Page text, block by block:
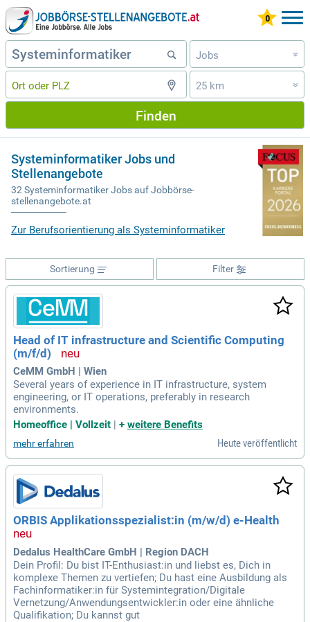
Jobs »
25 km »
Finden
Systeminformatiker Jobs und
Stellenangebote
32 Systeminformatiker Jobs auf Jobbörse-
stellenangebote.at
Zur Berufsorientierung als Systeminformatiker
Filter
Sortierung
Head of IT infrastructure and Scientific Computing
(m/f/d)
CeMM GmbH | Wien
Several years of experience in IT infrastructure, system
engineering, or IT operations, preferably in research
environments.
Homeoffice | Vollzeit
+ weitere Benefits
mehr erfahren Heute veröffentlicht
ORBIS Applikationsspezialist:in (m/w/d) e-Health
Dedalus HealthCare GmbH | Region DACH
Dein Profil: Du bist IT-Enthusiast:in und liebst es, Dich in
komplexe Themen zu vertiefen; Du hast eine Ausbildung als
Fachinformatiker:in für Systemintegration/Digitale
Vernetzung/Anwendungsentwickler:in oder eine ähnliche
Qualifikation; Du kannst gut